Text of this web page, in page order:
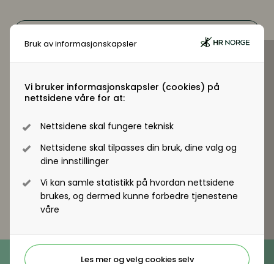
Bruk av informasjonskapsler
Vi bruker informasjonskapsler (cookies) på
nettsidene våre for at:
Nettsidene skal fungere teknisk
Nettsidene skal tilpasses din bruk, dine valg og
dine innstillinger
Vi kan samle statistikk på hvordan nettsidene
brukes, og dermed kunne forbedre tjenestene
våre
Les mer og velg cookies selv
https://dreamwork.no
Telefon